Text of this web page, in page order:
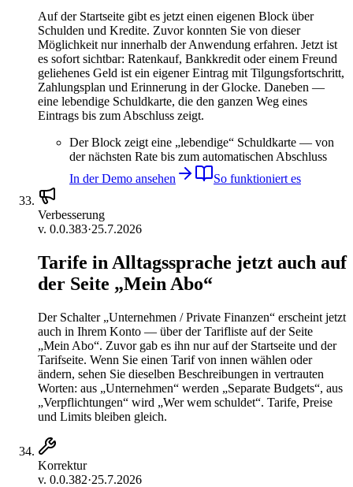
Auf der Startseite gibt es jetzt einen eigenen Block über
Schulden und Kredite. Zuvor konnten Sie von dieser
Möglichkeit nur innerhalb der Anwendung erfahren. Jetzt ist
es sofort sichtbar: Ratenkauf, Bankkredit oder einem Freund
geliehenes Geld ist ein eigener Eintrag mit Tilgungsfortschritt,
Zahlungsplan und Erinnerung in der Glocke. Daneben —
eine lebendige Schuldkarte, die den ganzen Weg eines
Eintrags bis zum Abschluss zeigt.
Der Block zeigt eine „lebendige“ Schuldkarte — von
der nächsten Rate bis zum automatischen Abschluss
In der Demo ansehen
So funktioniert es
Verbesserung
v. 0.0.383·25.7.2026
Tarife in Alltagssprache jetzt auch auf
der Seite „Mein Abo“
Der Schalter „Unternehmen / Private Finanzen“ erscheint jetzt
auch in Ihrem Konto — über der Tarifliste auf der Seite
„Mein Abo“. Zuvor gab es ihn nur auf der Startseite und der
Tarifseite. Wenn Sie einen Tarif von innen wählen oder
ändern, sehen Sie dieselben Beschreibungen in vertrauten
Worten: aus „Unternehmen“ werden „Separate Budgets“, aus
„Verpflichtungen“ wird „Wer wem schuldet“. Tarife, Preise
und Limits bleiben gleich.
Korrektur
v. 0.0.382·25.7.2026